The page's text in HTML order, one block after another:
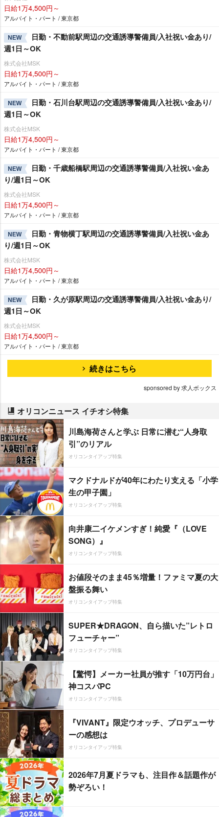
日給1万4,500円～
アルバイト・パート / 東京都
NEW
日勤・不動前駅周辺の交通誘導警備員/入社祝い金あり/
週1日～OK
株式会社MSK
日給1万4,500円～
アルバイト・パート / 東京都
NEW
日勤・石川台駅周辺の交通誘導警備員/入社祝い金あり/
週1日～OK
株式会社MSK
日給1万4,500円～
アルバイト・パート / 東京都
NEW
日勤・千歳船橋駅周辺の交通誘導警備員/入社祝い金あ
り/週1日～OK
株式会社MSK
日給1万4,500円～
アルバイト・パート / 東京都
NEW
日勤・青物横丁駅周辺の交通誘導警備員/入社祝い金あ
り/週1日～OK
株式会社MSK
日給1万4,500円～
アルバイト・パート / 東京都
NEW
日勤・久が原駅周辺の交通誘導警備員/入社祝い金あり/
週1日～OK
株式会社MSK
日給1万4,500円～
アルバイト・パート / 東京都
続きはこちら
sponsored by 求人ボックス
オリコンニュース イチオシ特集
川島海荷さんと学ぶ 日常に潜む“人身取
引”のリアル
オリコンタイアップ特集
マクドナルドが40年にわたり支える「小学
生の甲子園」
オリコンタイアップ特集
向井康二イケメンすぎ！純愛『（LOVE
SONG）』
オリコンタイアップ特集
お値段そのまま45％増量！ファミマ夏の大
盤振る舞い
オリコンタイアップ特集
SUPER★DRAGON、自ら描いた”レトロ
フューチャー”
オリコンタイアップ特集
【驚愕】メーカー社員が推す「10万円台」
神コスパPC
オリコンタイアップ特集
『VIVANT』限定ウオッチ、プロデューサ
ーの感想は
オリコンタイアップ特集
2026年7月夏ドラマも、注目作＆話題作が
勢ぞろい！